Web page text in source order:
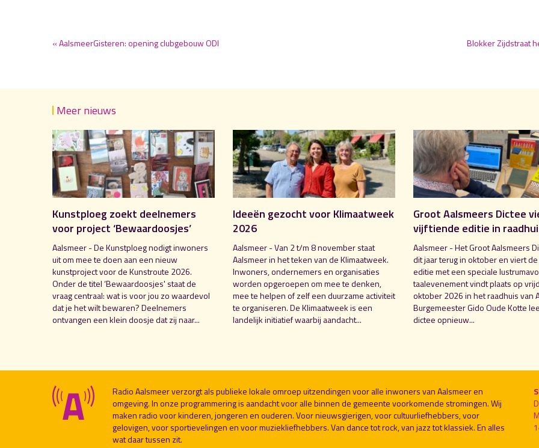
« AalsmeerGisteren: opening clubgebouw ODI Blokker Zijdstraat
Meer nieuws
Kunstploeg zoekt deelnemers
voor project ‘Bewaardoosjes’
Aalsmeer - De Kunstploeg nodigt inwoners
uit om mee te doen aan een nieuw
kunstproject voor de Kunstroute 2026.
Onder de titel ‘Bewaardoosjes' staat de
vraag centraal: wat is voor jou zo waardevol
dat je het wilt bewaren? Deelnemers
ontvangen een klein doosje dat zij naar...
Ideeën gezocht voor Klimaatweek
2026
Aalsmeer - Van 2 t/m 8 november staat
Aalsmeer in het teken van de Klimaatweek.
Inwoners, ondernemers en organisaties
worden opgeroepen om mee te denken,
mee te helpen of zelf een duurzame activiteit
te organiseren. De Klimaatweek is een
landelijk initiatief waarbij aandacht...
Groot Aalsmeers Dictee
vijftiende editie in
Aalsmeer - Het Groot Aalsmeers
dit jaar terug in oktober en viert
editie met een speciale
taalevenement vindt plaats op
oktober 2026 in het raadhuis van
Burgemeester Gido Oude Kotte
dictee opnieuw...
Radio Aalsmeer verzorgt als publieke lokale omroep uitzendingen voor alle inwoners van Aalsmeer en
omgeving. In onze programmering is aandacht voor alle binnen de gemeente voorkomende stromingen. Wij
maken radio voor kinderen, jongeren en ouderen. Voor nieuwsgierigen, voor cultuurliefhebbers, voor
gelovigen, voor sportievelingen en voor muziekliefhebbers. Van dance tot rock, van jazz tot klassiek. En alles
wat daar tussen zit.